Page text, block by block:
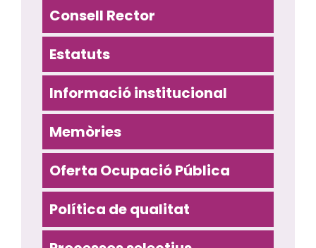
Consell Rector
Estatuts
Informació institucional
Memòries
Oferta Ocupació Pública
Política de qualitat